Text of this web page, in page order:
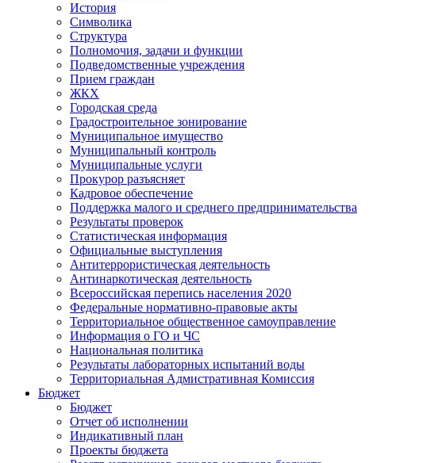
История
Символика
Структура
Полномочия, задачи и функции
Подведомственные учреждения
Прием граждан
ЖКХ
Городская среда
Градостроительное зонирование
Муниципальное имущество
Муниципальный контроль
Муниципальные услуги
Прокурор разъясняет
Кадровое обеспечение
Поддержка малого и среднего предпринимательства
Результаты проверок
Статистическая информация
Официальные выступления
Антитеррористическая деятельность
Антинаркотическая деятельность
Всероссийская перепись населения 2020
Федеральные нормативно-правовые акты
Территориальное общественное самоуправление
Информация о ГО и ЧС
Национальная политика
Результаты лабораторных испытаний воды
Территориальная Адмистративная Комиссия
Бюджет
Бюджет
Отчет об исполнении
Индикативный план
Проекты бюджета